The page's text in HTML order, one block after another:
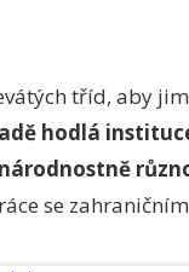
tříd, aby
hodlá
se